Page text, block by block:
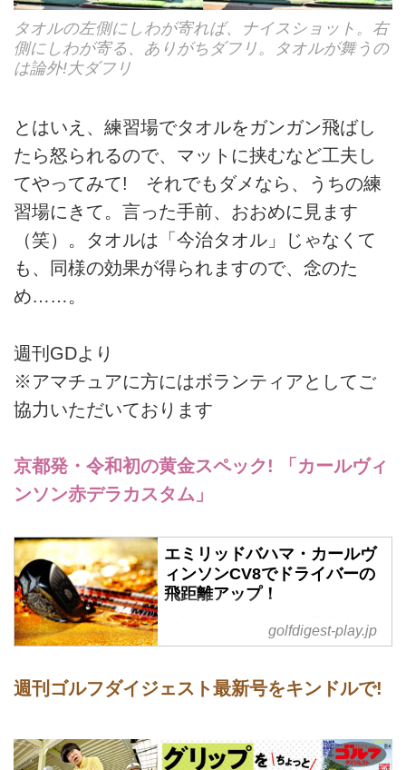
タオルの左側にしわが寄れば、ナイスショット。右
側にしわが寄る、ありがちダフリ。タオルが舞うの
は論外!大ダフリ
とはいえ、練習場でタオルをガンガン飛ばし
たら怒られるので、マットに挟むなど工夫し
てやってみて! それでもダメなら、うちの練
習場にきて。言った手前、おおめに見ます
（笑）。タオルは「今治タオル」じゃなくて
も、同様の効果が得られますので、念のた
め……。
週刊GDより
※アマチュアに方にはボランティアとしてご
協力いただいております
京都発・令和初の黄金スペック! 「カールヴィ
ンソン赤デラカスタム」
エミリッドバハマ・カールヴ
ィンソンCV8でドライバーの
飛距離アップ！
京都発・ドライバーの飛距離アッ
プと噂の「エミリッドバハマ カ
ラマックス」の秘密を紹介。
golfdigest-play.jp
週刊ゴルフダイジェスト最新号をキンドルで!